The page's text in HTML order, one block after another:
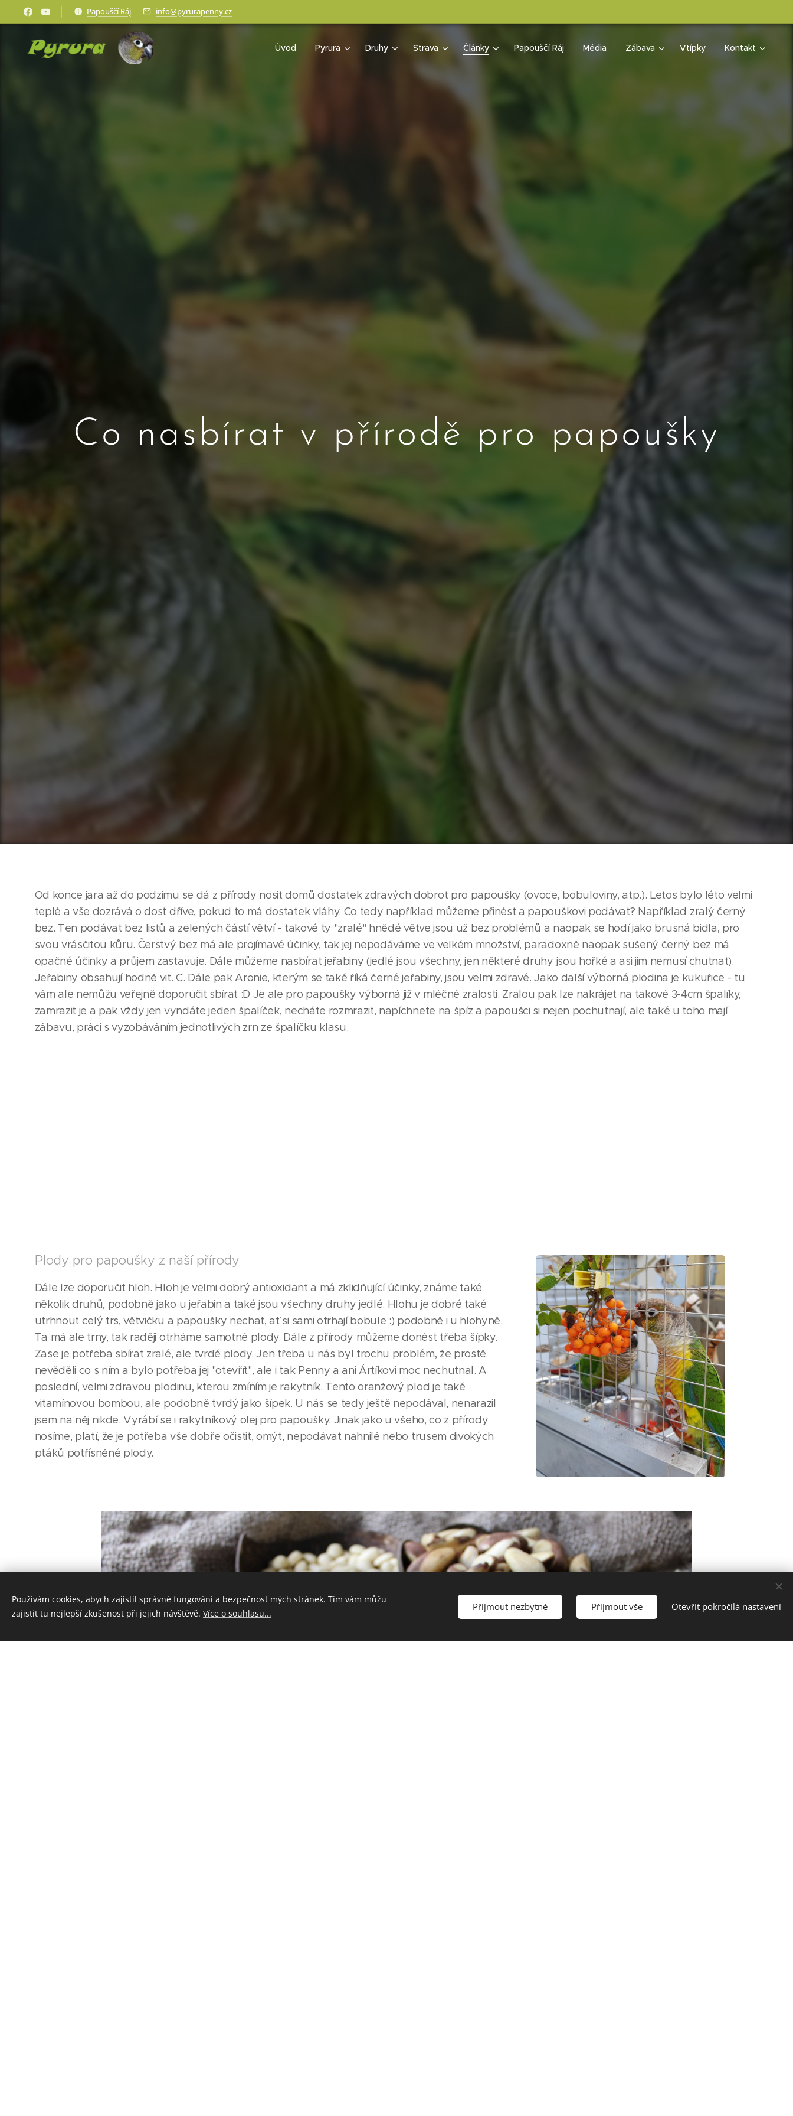
Papouščí Ráj info@pyrurapenny.cz
Úvod Pyrura Druhy Strava Články Papouščí Ráj Média Zábava Vtípky Kontakt
Co nasbírat v přírodě pro papoušky
Od konce jara až do podzimu se dá z přírody nosit domů dostatek zdravých dobrot pro papoušky (ovoce, bobuloviny, atp.). Letos bylo léto velmi
teplé a vše dozrává o dost dříve, pokud to má dostatek vláhy. Co tedy například můžeme přinést a papouškovi podávat? Například zralý černý
bez. Ten podávat bez listů a zelených částí větví - takové ty "zralé" hnědé větve jsou už bez problémů a naopak se hodí jako brusná bidla, pro
svou vrásčitou kůru. Čerstvý bez má ale projímavé účinky, tak jej nepodáváme ve velkém množství, paradoxně naopak sušený černý bez má
opačné účinky a průjem zastavuje. Dále můžeme nasbírat jeřabiny (jedlé jsou všechny, jen některé druhy jsou hořké a asi jim nemusí chutnat).
Jeřabiny obsahují hodně vit. C. Dále pak Aronie, kterým se také říká černé jeřabiny, jsou velmi zdravé. Jako další výborná plodina je kukuřice - tu
vám ale nemůžu veřejně doporučit sbírat :D Je ale pro papoušky výborná již v mléčné zralosti. Zralou pak lze nakrájet na takové 3-4cm špalíky,
zamrazit je a pak vždy jen vyndáte jeden špalíček, necháte rozmrazit, napíchnete na špíz a papoušci si nejen pochutnají, ale také u toho mají
zábavu, práci s vyzobáváním jednotlivých zrn ze špalíčku klasu.
Plody pro papoušky z naší přírody
Dále lze doporučit hloh. Hloh je velmi dobrý antioxidant a má zklidňující účinky, známe také
několik druhů, podobně jako u jeřabin a také jsou všechny druhy jedlé. Hlohu je dobré také
utrhnout celý trs, větvičku a papoušky nechat, ať si sami otrhají bobule :) podobně i u hlohyně.
Ta má ale trny, tak raději otrháme samotné plody. Dále z přírody můžeme donést třeba šípky.
Zase je potřeba sbírat zralé, ale tvrdé plody. Jen třeba u nás byl trochu problém, že prostě
nevěděli co s ním a bylo potřeba jej "otevřít", ale i tak Penny a ani Ártíkovi moc nechutnal. A
poslední, velmi zdravou plodinu, kterou zmíním je rakytník. Tento oranžový plod je také
vitamínovou bombou, ale podobně tvrdý jako šípek. U nás se tedy ještě nepodával, nenarazil
jsem na něj nikde. Vyrábí se i rakytníkový olej pro papoušky. Jinak jako u všeho, co z přírody
nosíme, platí, že je potřeba vše dobře očistit, omýt, nepodávat nahnilé nebo trusem divokých
ptáků potřísněné plody.
Používám cookies, abych zajistil správné fungování a bezpečnost mých stránek. Tím vám můžu
zajistit tu nejlepší zkušenost při jejich návštěvě. Více o souhlasu...
Přijmout nezbytné Přijmout vše Otevřít pokročilá nastavení